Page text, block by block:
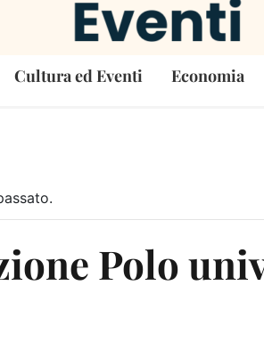
Cultura ed Eventi Economia
Polo